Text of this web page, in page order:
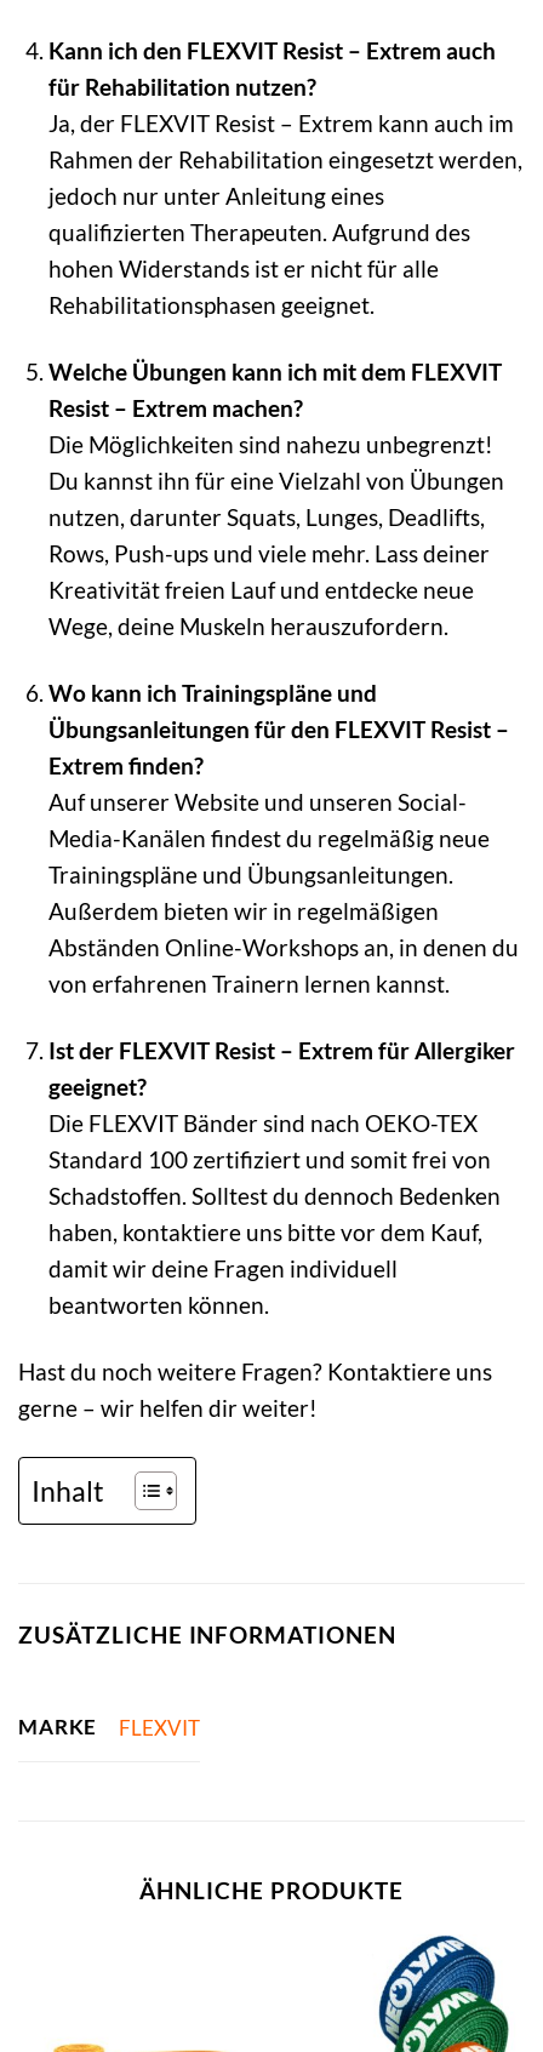
Kann ich den FLEXVIT Resist – Extrem auch
für Rehabilitation nutzen?
Ja, der FLEXVIT Resist – Extrem kann auch im
Rahmen der Rehabilitation eingesetzt werden,
jedoch nur unter Anleitung eines
qualifizierten Therapeuten. Aufgrund des
hohen Widerstands ist er nicht für alle
Rehabilitationsphasen geeignet.
Welche Übungen kann ich mit dem FLEXVIT
Resist – Extrem machen?
Die Möglichkeiten sind nahezu unbegrenzt!
Du kannst ihn für eine Vielzahl von Übungen
nutzen, darunter Squats, Lunges, Deadlifts,
Rows, Push-ups und viele mehr. Lass deiner
Kreativität freien Lauf und entdecke neue
Wege, deine Muskeln herauszufordern.
Wo kann ich Trainingspläne und
Übungsanleitungen für den FLEXVIT Resist –
Extrem finden?
Auf unserer Website und unseren Social-
Media-Kanälen findest du regelmäßig neue
Trainingspläne und Übungsanleitungen.
Außerdem bieten wir in regelmäßigen
Abständen Online-Workshops an, in denen du
von erfahrenen Trainern lernen kannst.
Ist der FLEXVIT Resist – Extrem für Allergiker
geeignet?
Die FLEXVIT Bänder sind nach OEKO-TEX
Standard 100 zertifiziert und somit frei von
Schadstoffen. Solltest du dennoch Bedenken
haben, kontaktiere uns bitte vor dem Kauf,
damit wir deine Fragen individuell
beantworten können.
Hast du noch weitere Fragen? Kontaktiere uns
gerne – wir helfen dir weiter!
Inhalt
ZUSÄTZLICHE INFORMATIONEN
MARKE FLEXVIT
ÄHNLICHE PRODUKTE